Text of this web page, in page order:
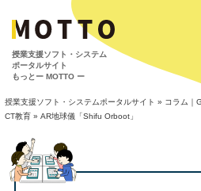
授業⽀援ソフト・システム
ポータルサイト
もっとー MOTTO ー
授業支援ソフト・システムポータルサイト » コラム｜
CT教育 » AR地球儀「Shifu Orboot」